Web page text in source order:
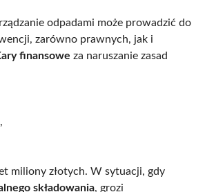
odpadami może prowadzić do
zarówno prawnych, jak i
finansowe za naruszanie zasad
miliony złotych. W sytuacji, gdy
składowania, grozi